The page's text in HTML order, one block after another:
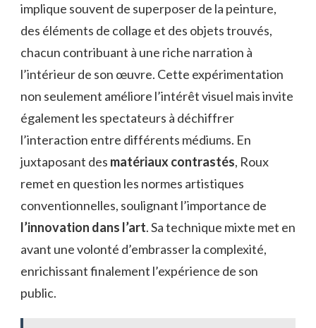
implique souvent de superposer de la peinture,
des éléments de collage et des objets trouvés,
chacun contribuant à une riche narration à
l’intérieur de son œuvre. Cette expérimentation
non seulement améliore l’intérêt visuel mais invite
également les spectateurs à déchiffrer
l’interaction entre différents médiums. En
juxtaposant des matériaux contrastés, Roux
remet en question les normes artistiques
conventionnelles, soulignant l’importance de
l’innovation dans l’art. Sa technique mixte met en
avant une volonté d’embrasser la complexité,
enrichissant finalement l’expérience de son
public.